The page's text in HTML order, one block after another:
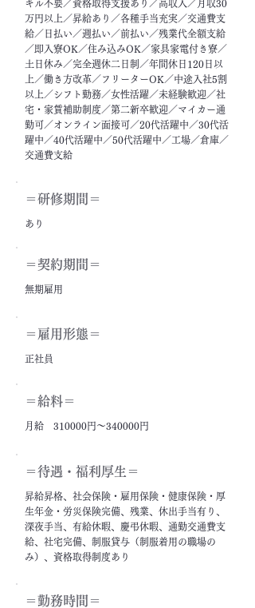
キル不要／資格取得支援あり／高収入／月収30
万円以上／昇給あり／各種手当充実／交通費支
給／日払い／週払い／前払い／残業代全額支給
／即入寮OK／住み込みOK／家具家電付き寮／
土日休み／完全週休二日制／年間休日120日以
上／働き方改革／フリーターOK／中途入社5割
以上／シフト勤務／女性活躍／未経験歓迎／社
宅・家賃補助制度／第二新卒歓迎／マイカー通
勤可／オンライン面接可／20代活躍中／30代活
躍中／40代活躍中／50代活躍中／工場／倉庫／
交通費支給
＝​研修期間＝
あり
＝契約期間＝
無期雇用
＝雇用形態＝
正社員
＝給料＝
月給 310000円～340000円
＝​待遇・福利厚生＝
昇給昇格、社会保険・雇用保険・健康保険・厚
生年金・労災保険完備、残業、休出手当有り、
深夜手当、有給休暇、慶弔休暇、通勤交通費支
給、社宅完備、制服貸与（制服着用の職場の
み）、資格取得制度あり
＝勤務時間＝